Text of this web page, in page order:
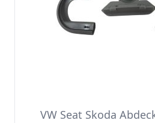
VW Seat Skoda